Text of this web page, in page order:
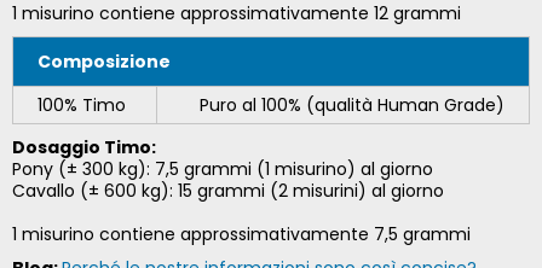
1 misurino contiene approssimativamente 12 grammi
Composizione
100% Timo
Puro al 100% (qualità Human Grade)
Dosaggio Timo:
Pony (± 300 kg): 7,5 grammi (1 misurino) al giorno
Cavallo (± 600 kg): 15 grammi (2 misurini) al giorno
1 misurino contiene approssimativamente 7,5 grammi